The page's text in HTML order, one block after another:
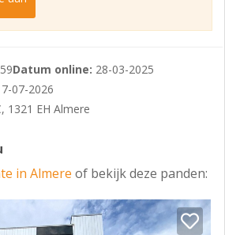
omgeving
BTW, wordt jaarlijks
BTW, wordt jaarlijks
Datum online: 28-03-2025
07-2026
1321 EH Almere
in Almere of bekijk deze panden: